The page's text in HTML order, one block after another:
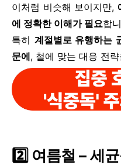
이처럼 비슷해 보이지만,
에 정확한 이해가 필요합
특히 계절별로 유행하는
문에, 철에 맞는 대응 전
2️⃣ 여름철 – 세